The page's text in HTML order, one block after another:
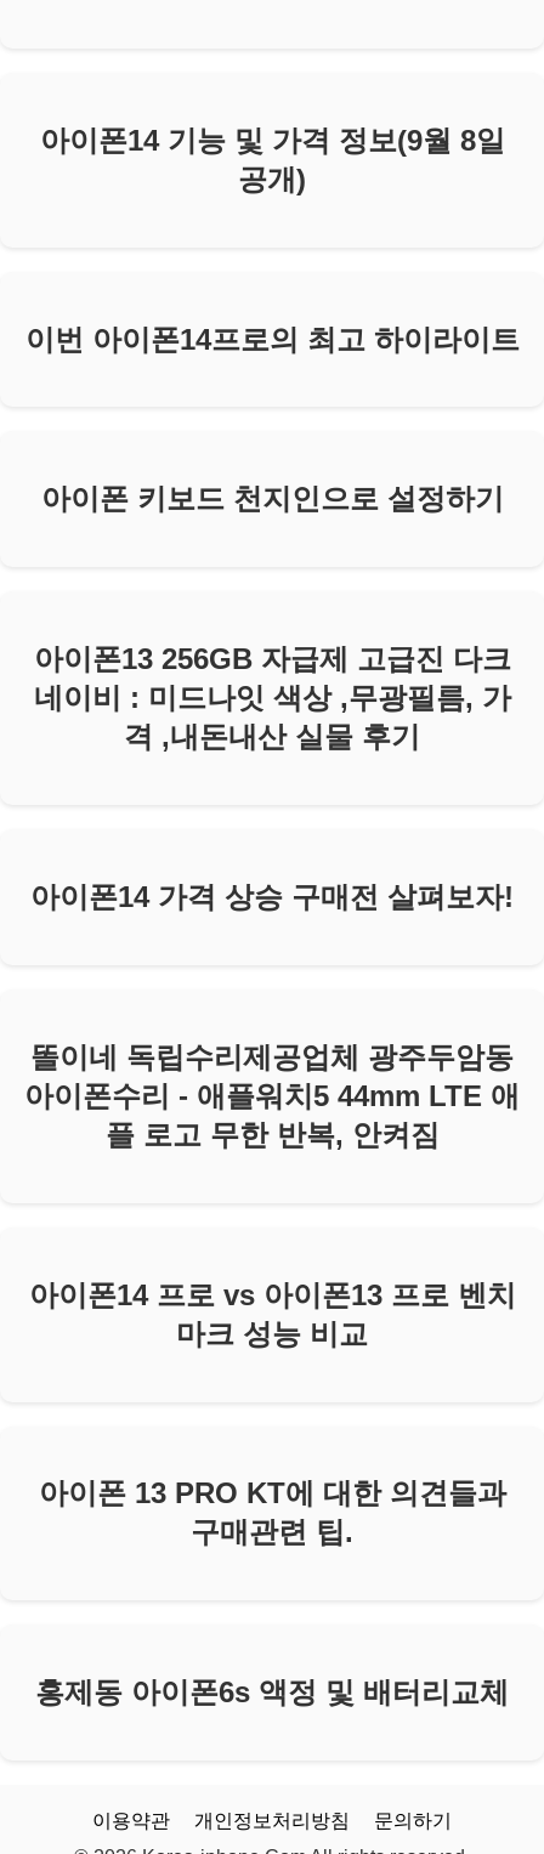
아이폰14 기능 및 가격 정보(9월 8일
공개)
이번 아이폰14프로의 최고 하이라이트
아이폰 키보드 천지인으로 설정하기
아이폰13 256GB 자급제 고급진 다크
네이비 : 미드나잇 색상 ,무광필름, 가
격 ,내돈내산 실물 후기
아이폰14 가격 상승 구매전 살펴보자!
똘이네 독립수리제공업체 광주두암동
아이폰수리 - 애플워치5 44mm LTE 애
플 로고 무한 반복, 안켜짐
아이폰14 프로 vs 아이폰13 프로 벤치
마크 성능 비교
아이폰 13 PRO KT에 대한 의견들과
구매관련 팁.
홍제동 아이폰6s 액정 및 배터리교체
이용약관 개인정보처리방침
문의하기